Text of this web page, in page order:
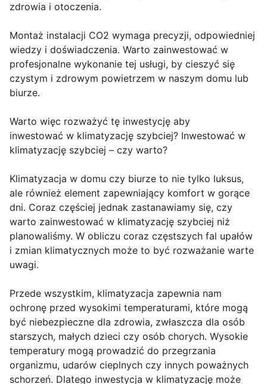
zdrowia i otoczenia.
Montaż instalacji CO2 wymaga precyzji, odpowiedniej
wiedzy i doświadczenia. Warto zainwestować w
profesjonalne wykonanie tej usługi, by cieszyć się
czystym i zdrowym powietrzem w naszym domu lub
biurze.
Warto więc rozważyć tę inwestycję aby
inwestować w klimatyzację szybciej? Inwestować w
klimatyzację szybciej – czy warto?
Klimatyzacja w domu czy biurze to nie tylko luksus,
ale również element zapewniający komfort w gorące
dni. Coraz częściej jednak zastanawiamy się, czy
warto zainwestować w klimatyzację szybciej niż
planowaliśmy. W obliczu coraz częstszych fal upałów
i zmian klimatycznych może to być rozważanie warte
uwagi.
Przede wszystkim, klimatyzacja zapewnia nam
ochronę przed wysokimi temperaturami, które mogą
być niebezpieczne dla zdrowia, zwłaszcza dla osób
starszych, małych dzieci czy osób chorych. Wysokie
temperatury mogą prowadzić do przegrzania
organizmu, udarów cieplnych czy innych poważnych
schorzeń. Dlatego inwestycja w klimatyzację może